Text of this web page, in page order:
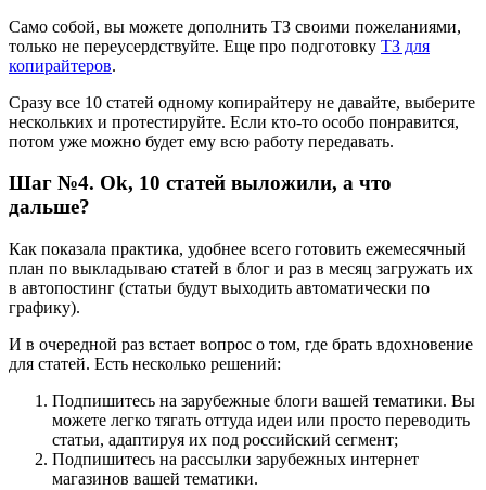
Само собой, вы можете дополнить ТЗ своими пожеланиями,
только не переусердствуйте. Еще про подготовку ТЗ для
копирайтеров.
Сразу все 10 статей одному копирайтеру не давайте, выберите
нескольких и протестируйте. Если кто-то особо понравится,
потом уже можно будет ему всю работу передавать.
Шаг №4. Ok, 10 статей выложили, а что
дальше?
Как показала практика, удобнее всего готовить ежемесячный
план по выкладываю статей в блог и раз в месяц загружать их
в автопостинг (статьи будут выходить автоматически по
графику).
И в очередной раз встает вопрос о том, где брать вдохновение
для статей. Есть несколько решений:
Подпишитесь на зарубежные блоги вашей тематики. Вы
можете легко тягать оттуда идеи или просто переводить
статьи, адаптируя их под российский сегмент;
Подпишитесь на рассылки зарубежных интернет
магазинов вашей тематики.